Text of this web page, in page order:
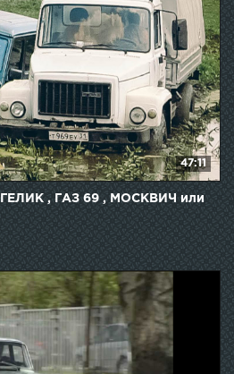
47:11
, ГАЗ 69 , МОСКВИЧ или